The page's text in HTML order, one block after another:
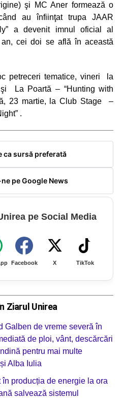
şi MC Aner formează o
au înfiinţat trupa JAAR
a devenit imnul oficial al
an, cei doi se află în această
petreceri tematice, vineri la
şi La Poartă – “Hunting with
23 martie, la Club Stage –
.
ca sursă preferată
pe Google News
pe Social Media
Facebook X TikTok
Ziarul Unirea
Galben de vreme severă în
de ploi, vânt, descărcări
pentru mai multe
Alba Iulia
producția de energie la ora
salvează sistemul